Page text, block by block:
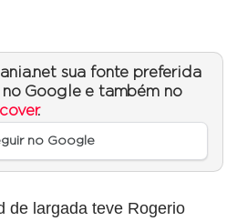
sua fonte preferida
Google e também no
.
no Google
de largada teve Rogerio